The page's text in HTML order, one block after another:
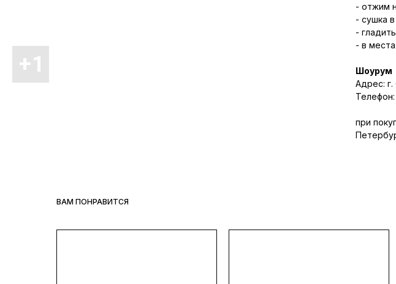
- отжим
- сушка
-
- в
Шоурум
Адрес: г.
Телефон:
при
ВАМ ПОНРАВИТСЯ